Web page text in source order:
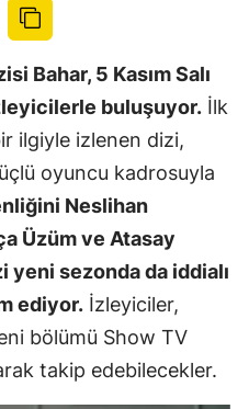
Bahar, 5 Kasım Salı
buluşuyor. İlk
ilgiyle izlenen dizi,
oyuncu kadrosuyla
Neslihan
Üzüm ve Atasay
yeni sezonda da iddialı
ediyor. İzleyiciler,
bölümü Show TV
takip edebilecekler.